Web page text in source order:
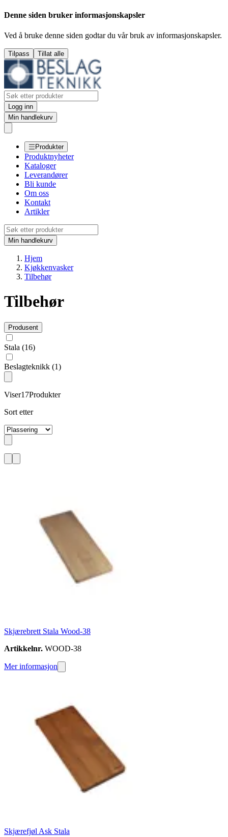
Denne siden bruker informasjonskapsler
Ved å bruke denne siden godtar du vår bruk av informasjonskapsler.
Tilpass Tillat alle
Logg inn
Min handlekurv
Produkter
Produktnyheter
Kataloger
Leverandører
Bli kunde
Om oss
Kontakt
Artikler
Min handlekurv
Hjem
Kjøkkenvasker
Tilbehør
Tilbehør
Produsent
Stala (16)
Beslagteknikk (1)
Viser17Produkter
Sort etter
Skjærebrett Stala Wood-38
Artikkelnr. WOOD-38
Mer informasjon
Skjærefjøl Ask Stala